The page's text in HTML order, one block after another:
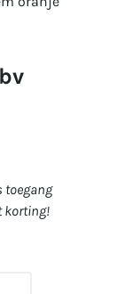
toegang
korting!